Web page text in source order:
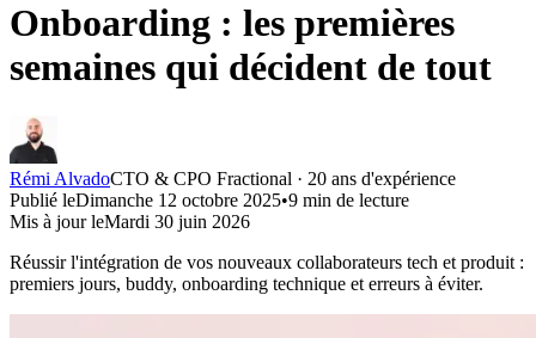
Onboarding : les premières
semaines qui décident de tout
Rémi AlvadoCTO & CPO Fractional · 20 ans d'expérience
Publié leDimanche 12 octobre 2025•9 min de lecture
Mis à jour leMardi 30 juin 2026
Réussir l'intégration de vos nouveaux collaborateurs tech et produit :
premiers jours, buddy, onboarding technique et erreurs à éviter.